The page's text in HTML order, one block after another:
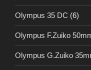
Olympus 35 DC (6)
Olympus F.Zuiko
Olympus G.Zuiko